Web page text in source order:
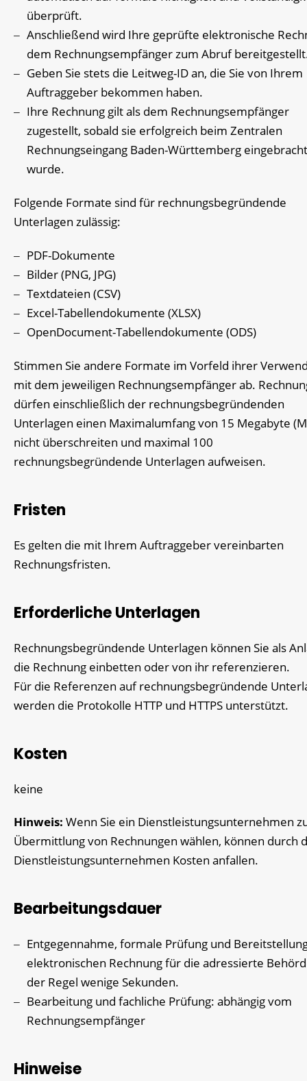
überprüft.
Anschließend wird Ihre geprüfte elektronische
dem Rechnungsempfänger zum Abruf
Geben Sie stets die Leitweg-ID an, die Sie von Ihrem
Auftraggeber bekommen haben.
Ihre Rechnung gilt als dem Rechnungsempfänger
zugestellt, sobald sie erfolgreich beim Zentralen
Rechnungseingang Baden-Württemberg eingebracht
wurde.
Folgende Formate sind für rechnungsbegründende
Unterlagen zulässig:
PDF-Dokumente
Bilder (PNG, JPG)
Textdateien (CSV)
Excel-Tabellendokumente (XLSX)
OpenDocument-Tabellendokumente (ODS)
Stimmen Sie andere Formate im Vorfeld ihrer
mit dem jeweiligen Rechnungsempfänger ab.
dürfen einschließlich der rechnungsbegründenden
Unterlagen einen Maximalumfang von 15 Megabyte
nicht überschreiten und maximal 100
rechnungsbegründende Unterlagen aufweisen.
Fristen
Es gelten die mit Ihrem Auftraggeber vereinbarten
Rechnungsfristen.
Erforderliche Unterlagen
Rechnungsbegründende Unterlagen können Sie als
die Rechnung einbetten oder von ihr referenzieren.
Für die Referenzen auf rechnungsbegründende
werden die Protokolle HTTP und HTTPS unterstützt.
Kosten
keine
Hinweis: Wenn Sie ein Dienstleistungsunternehmen
Übermittlung von Rechnungen wählen, können durch
Dienstleistungsunternehmen Kosten anfallen.
Bearbeitungsdauer
Entgegennahme, formale Prüfung und
elektronischen Rechnung für die adressierte
der Regel wenige Sekunden.
Bearbeitung und fachliche Prüfung: abhängig vom
Rechnungsempfänger
Hinweise